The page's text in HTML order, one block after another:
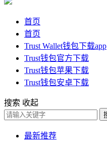
首页
首页
Trust Wallet钱包下载app
Trust钱包官方下载
Trust钱包苹果下载
Trust钱包安卓下载
搜索 收起
最新推荐